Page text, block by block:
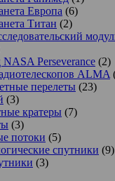
Европа (6)
Титан (2)
Perseverance (2)
ALMA
перелеты (23)
(3)
кратеры (7)
(3)
потоки (5)
спутники (9)
(3)